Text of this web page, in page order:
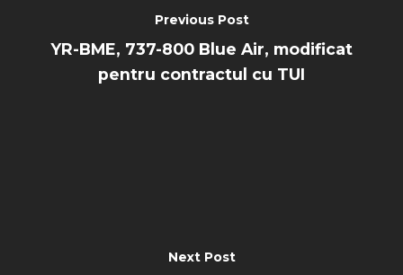
Previous Post
YR-BME, 737-800 Blue Air, modificat
pentru contractul cu TUI
Next Post